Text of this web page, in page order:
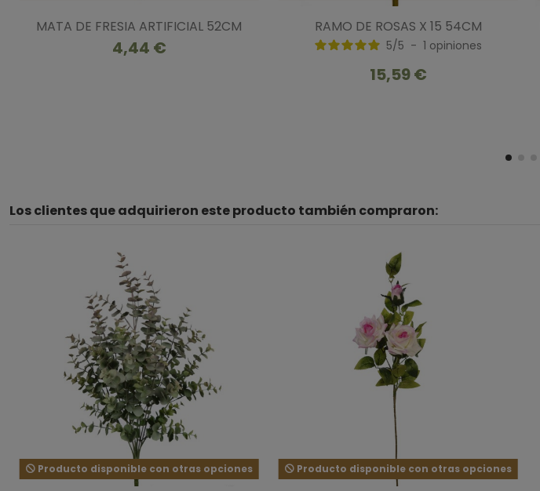
MATA DE FRESIA ARTIFICIAL 52CM
4,44 €
RAMO DE ROSAS X 15 54CM
5/5 - 1 opiniones
15,59 €
Los clientes que adquirieron este producto también compraron:
Producto disponible con otras opciones Producto disponible con otras opciones